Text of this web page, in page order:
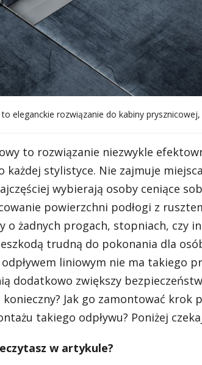
to eleganckie rozwiązanie do kabiny
to rozwiązanie niezwykle
każdej stylistyce. Nie zajmuje
wybierają osoby ceniące
powierzchni podłogi z
o żadnych progach, stopniach, czy
trudną do pokonania dla
liniowym nie ma takiego
dodatkowo zwiększy
Jak go zamontować krok
takiego odpływu? Poniżej
w artykule?